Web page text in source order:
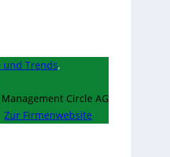
und Trends,
Management Circle AG
Zur Firmenwebsite